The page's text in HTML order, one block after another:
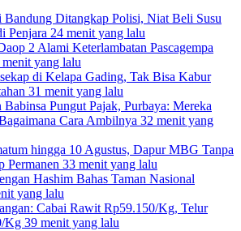
Bandung Ditangkap Polisi, Niat Beli Susu
Penjara 24 menit yang lalu
2 Alami Keterlambatan Pascagempa
menit yang lalu
di Kelapa Gading, Tak Bisa Kabur
31 menit yang lalu
Pungut Pajak, Purbaya: Mereka
Cara Ambilnya 32 menit yang
hingga 10 Agustus, Dapur MBG Tanpa
Permanen 33 menit yang lalu
Hashim Bahas Taman Nasional
yang lalu
Cabai Rawit Rp59.150/Kg, Telur
Kg 39 menit yang lalu